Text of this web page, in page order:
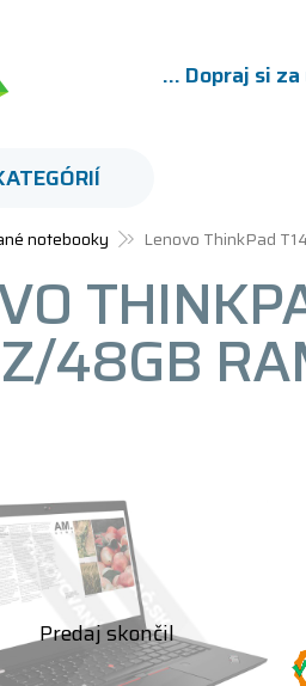
... Dopraj si
notebooky Lenovo ThinkPad
48GB